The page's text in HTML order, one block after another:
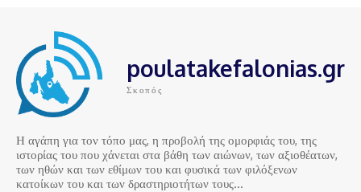
poulatakefalonias.gr
Σκοπός
Η αγάπη για τον τόπο μας, η προβολή της ομορφιάς του, της
ιστορίας του που χάνεται στα βάθη των αιώνων, των αξιοθέατων,
των ηθών και των εθίμων του και φυσικά των φιλόξενων
κατοίκων του και των δραστηριοτήτων τους…